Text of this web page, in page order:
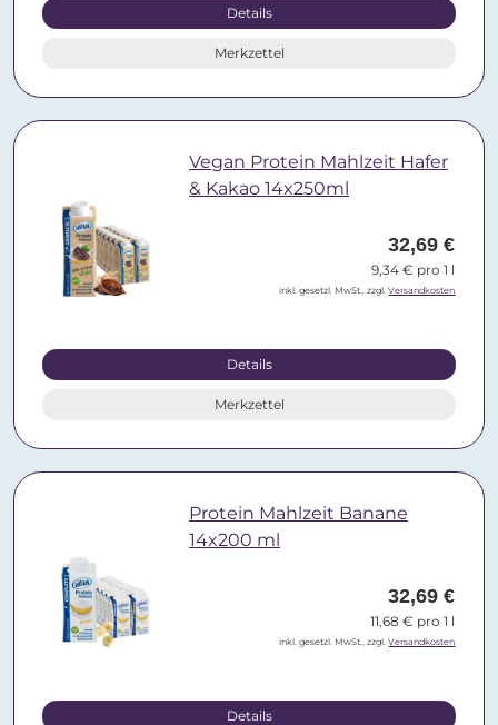
Details
Merkzettel
Vegan Protein Mahlzeit Hafer
& Kakao 14x250ml
32,69 €
9,34 € pro 1 l
inkl. gesetzl. MwSt., zzgl.Versandkosten
Details
Merkzettel
Protein Mahlzeit Banane
14x200 ml
32,69 €
11,68 € pro 1 l
inkl. gesetzl. MwSt., zzgl.Versandkosten
Details